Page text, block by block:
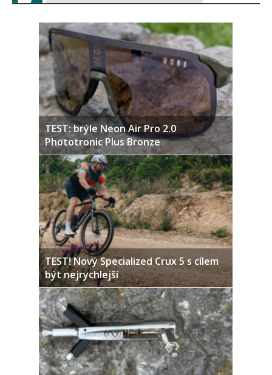
TEST: brýle Neon Air Pro 2.0
Phototronic Plus Bronze
TEST! Nový Specialized Crux 5 s cílem
být nejrychlejší